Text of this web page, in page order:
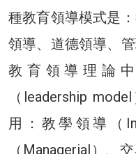
種教育領導模式是
領導、道德領導、
教育領導理論
（leadership
用：教學領導（
（Managerial）、